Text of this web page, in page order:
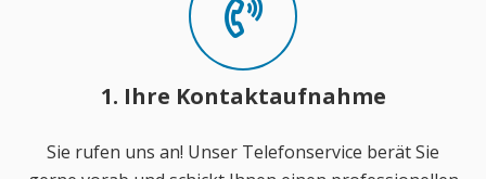
1. Ihre Kontaktaufnahme
Sie rufen uns an! Unser Telefonservice berät Sie